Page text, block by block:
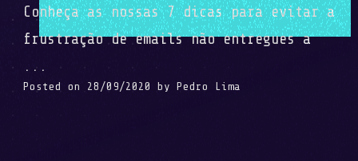
Conheça as nossas 7 dicas para evitar a
frustração de emails não entregues a
...
Posted on 28/09/2020 by Pedro Lima